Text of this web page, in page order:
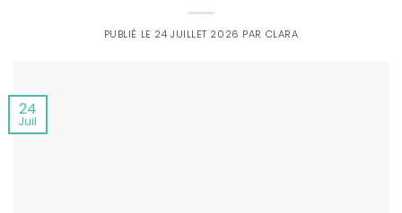
PUBLIÉ LE 24 JUILLET 2026 PAR CLARA
24
Juil